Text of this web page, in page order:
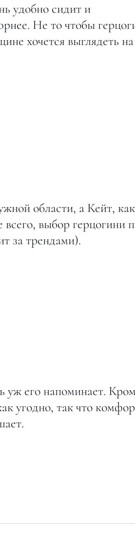
удобно сидит и
Не то чтобы
хочется выглядеть на
области, а Кейт,
выбор герцогини
за трендами).
уж его напоминает.
угодно, так что